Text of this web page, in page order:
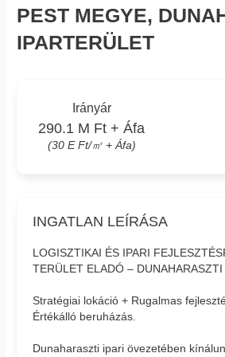
PEST MEGYE,
IPARTERÜLET
Irányár
290.1 M Ft + Áfa
(30 E Ft/㎡ + Áfa)
INGATLAN LEÍRÁSA
LOGISZTIKAI ÉS IPARI
TERÜLET ELADÓ – DUNAHARASZTI
Stratégiai lokáció + Rugalmas
Értékálló beruházás.
Dunaharaszti ipari övezetében